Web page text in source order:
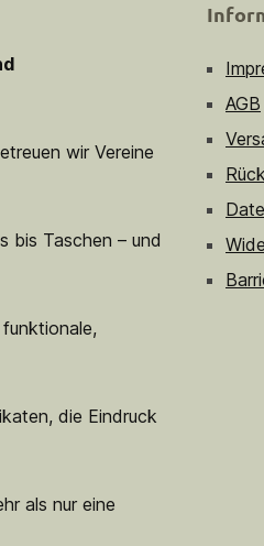
wir Vereine
bis Taschen – und
die Eindruck
als nur eine
AGB